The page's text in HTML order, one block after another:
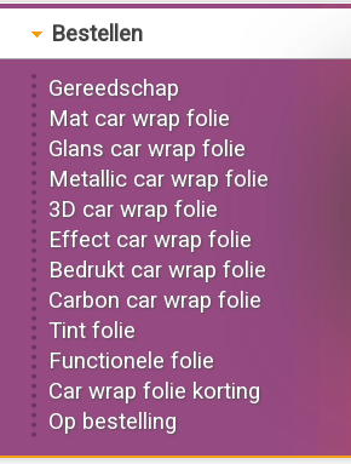
Bestellen
Gereedschap
Mat car wrap folie
Glans car wrap folie
Metallic car wrap folie
3D car wrap folie
Effect car wrap folie
Bedrukt car wrap folie
Carbon car wrap folie
Tint folie
Functionele folie
Car wrap folie korting
Op bestelling